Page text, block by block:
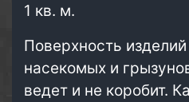
1 кв. м.
Поверхность изделий
насекомых и
ведет и не коробит.